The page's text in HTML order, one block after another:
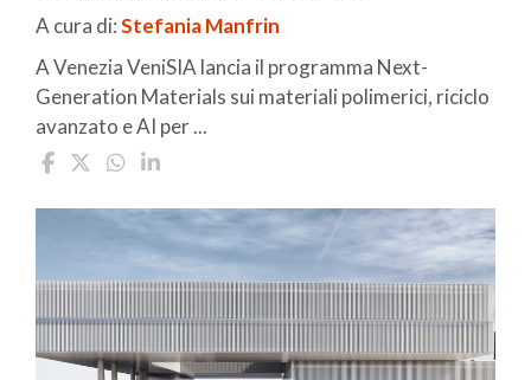
A cura di:Stefania Manfrin
A Venezia VeniSIA lancia il programma Next-
Generation Materials sui materiali polimerici, riciclo
avanzato e AI per ...